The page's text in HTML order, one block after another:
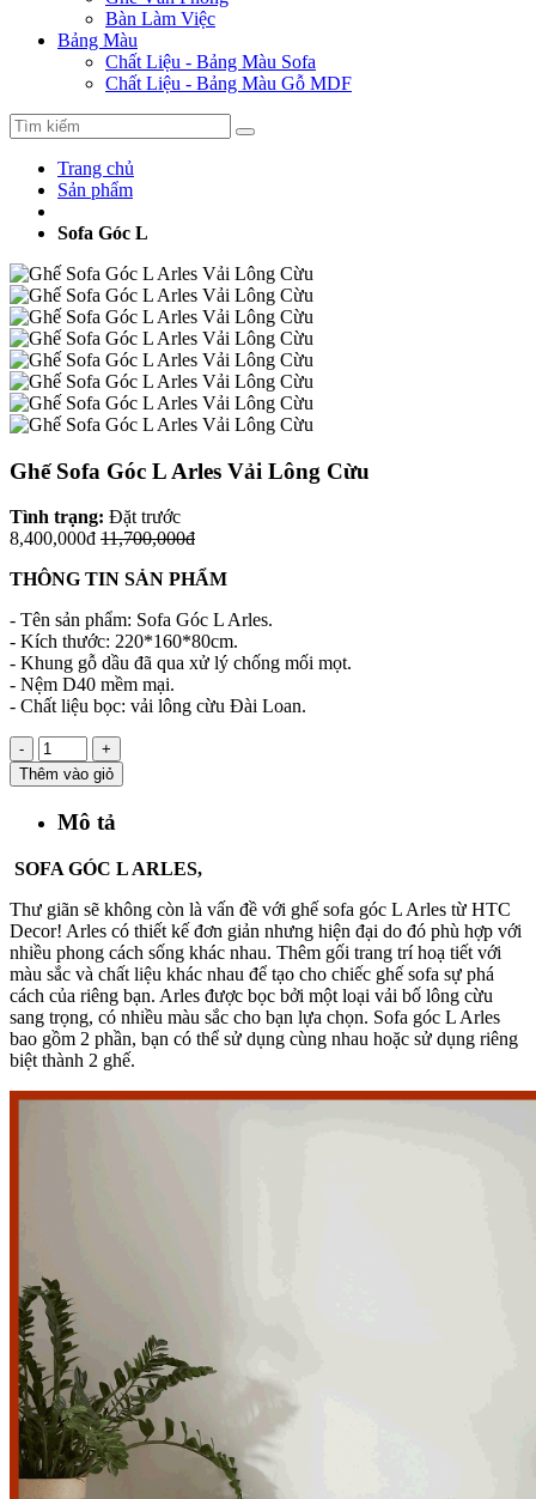
Bàn Làm Việc
Bảng Màu
Chất Liệu - Bảng Màu Sofa
Chất Liệu - Bảng Màu Gỗ MDF
Trang chủ
Sản phẩm
Sofa Góc L
Ghế Sofa Góc L Arles Vải Lông Cừu
Tình trạng: Đặt trước
8,400,000đ 11,700,000đ
THÔNG TIN SẢN PHẨM
- Tên sản phẩm: Sofa Góc L Arles.
- Kích thước: 220*160*80cm.
- Khung gỗ dầu đã qua xử lý chống mối mọt.
- Nệm D40 mềm mại.
- Chất liệu bọc: vải lông cừu Đài Loan.
-
+
Thêm vào giỏ
Mô tả
SOFA GÓC L ARLES,
Thư giãn sẽ không còn là vấn đề với ghế sofa góc L Arles từ HTC
Decor! Arles có thiết kế đơn giản nhưng hiện đại do đó phù hợp với
nhiều phong cách sống khác nhau. Thêm gối trang trí hoạ tiết với
màu sắc và chất liệu khác nhau để tạo cho chiếc ghế sofa sự phá
cách của riêng bạn. Arles được bọc bởi một loại vải bố lông cừu
sang trọng, có nhiều màu sắc cho bạn lựa chọn. Sofa góc L Arles
bao gồm 2 phần, bạn có thể sử dụng cùng nhau hoặc sử dụng riêng
biệt thành 2 ghế.